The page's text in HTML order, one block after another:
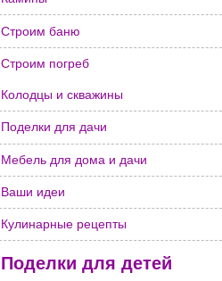
Строим баню
Строим погреб
Колодцы и скважины
Поделки для дачи
Мебель для дома и дачи
Ваши идеи
Кулинарные рецепты
Поделки для детей